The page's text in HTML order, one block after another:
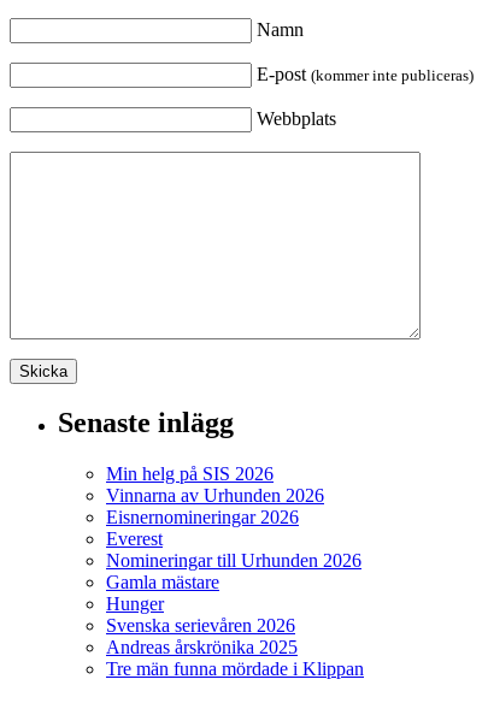
Namn
E-post (kommer inte publiceras)
Webbplats
Senaste inlägg
Min helg på SIS 2026
Vinnarna av Urhunden 2026
Eisnernomineringar 2026
Everest
Nomineringar till Urhunden 2026
Gamla mästare
Hunger
Svenska serievåren 2026
Andreas årskrönika 2025
Tre män funna mördade i Klippan